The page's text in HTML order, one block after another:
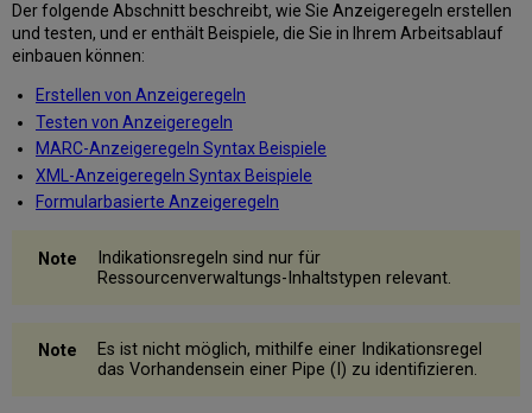
Formularbasierte
Anzeigeregeln
Neue
formularbasierte
Anzeigeregeln
Erstellen
einer
formularbasierten
Konfigurieren
der
Anzeigeregeln
manuell
Der folgende Abschnitt beschreibt, wie Sie Anzeigeregeln erstellen
und testen, und er enthält Beispiele, die Sie in Ihrem Arbeitsablauf
einbauen können:
Erstellen von Anzeigeregeln
Testen von Anzeigeregeln
MARC-Anzeigeregeln Syntax Beispiele
XML-Anzeigeregeln Syntax Beispiele
Formularbasierte Anzeigeregeln
Indikationsregeln sind nur für
Ressourcenverwaltungs-Inhaltstypen relevant.
Es ist nicht möglich, mithilfe einer Indikationsregel
das Vorhandensein einer Pipe (I) zu identifizieren.